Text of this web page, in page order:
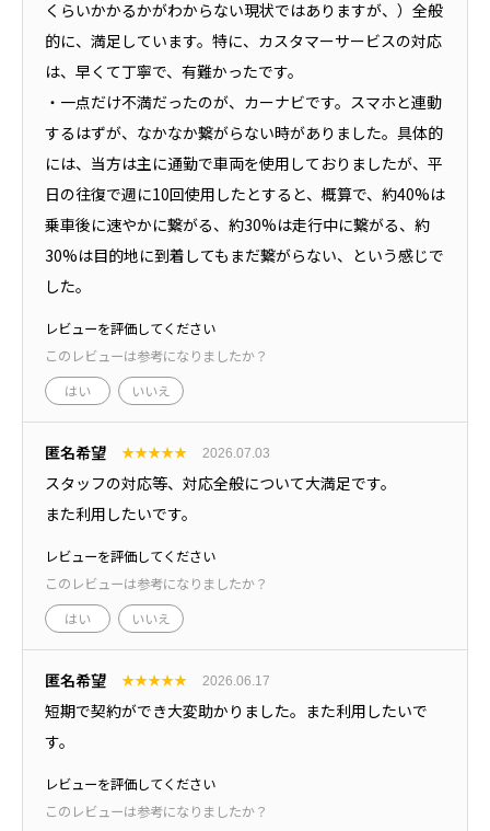
くらいかかるかがわからない現状ではありますが、）全般
的に、満足しています。特に、カスタマーサービスの対応
は、早くて丁寧で、有難かったです。
・一点だけ不満だったのが、カーナビです。スマホと連動
するはずが、なかなか繋がらない時がありました。具体的
には、当方は主に通勤で車両を使用しておりましたが、平
日の往復で週に10回使用したとすると、概算で、約40%は
乗車後に速やかに繋がる、約30%は走行中に繋がる、約
30%は目的地に到着してもまだ繋がらない、という感じで
した。
レビューを評価してください
このレビューは参考になりましたか？
はい いいえ
匿名希望 ★★★★★ 2026.07.03
スタッフの対応等、対応全般について大満足です。
また利用したいです。
レビューを評価してください
このレビューは参考になりましたか？
はい いいえ
匿名希望 ★★★★★ 2026.06.17
短期で契約ができ大変助かりました。また利用したいで
す。
レビューを評価してください
このレビューは参考になりましたか？